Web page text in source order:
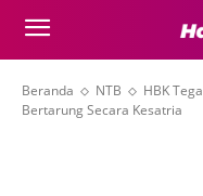
Beranda NTB
HBK
Bertarung Secara Kesatria